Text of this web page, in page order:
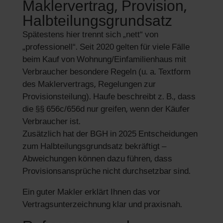
Maklervertrag, Provision,
Halbteilungsgrundsatz
Spätestens hier trennt sich „nett“ von
„professionell“. Seit 2020 gelten für viele Fälle
beim Kauf von Wohnung/Einfamilienhaus mit
Verbraucher besondere Regeln (u. a. Textform
des Maklervertrags, Regelungen zur
Provisionsteilung). Haufe beschreibt z. B., dass
die §§ 656c/656d nur greifen, wenn der Käufer
Verbraucher ist.
Zusätzlich hat der BGH in 2025 Entscheidungen
zum Halbteilungsgrundsatz bekräftigt –
Abweichungen können dazu führen, dass
Provisionsansprüche nicht durchsetzbar sind.
Ein guter Makler erklärt Ihnen das vor
Vertragsunterzeichnung klar und praxisnah.